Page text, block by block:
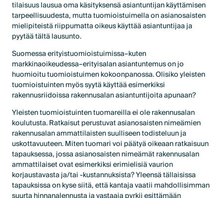
tilaisuus lausua oma käsityksensä asiantuntijan käyttämisen
tarpeellisuudesta, mutta tuomioistuimella on asianosaisten
mielipiteistä riippumatta oikeus käyttää asiantuntijaa ja
pyytää tältä lausunto.
Suomessa erityistuomioistuimissa–kuten
markkinaoikeudessa–erityisalan asiantuntemus on jo
huomioitu tuomioistuimen kokoonpanossa. Olisiko yleisten
tuomioistuinten myös syytä käyttää esimerkiksi
rakennusriidoissa rakennusalan asiantuntijoita apunaan?
Yleisten tuomioistuinten tuomareilla ei ole rakennusalan
koulutusta. Ratkaisut perustuvat asianosaisten nimeämien
rakennusalan ammattilaisten suulliseen todisteluun ja
uskottavuuteen. Miten tuomari voi päätyä oikeaan ratkaisuun
tapauksessa, jossa asianosaisten nimeämät rakennusalan
ammattilaiset ovat esimerkiksi erimielisiä vaurion
korjaustavasta ja/tai -kustannuksista? Yleensä tällaisissa
tapauksissa on kyse siitä, että kantaja vaatii mahdollisimman